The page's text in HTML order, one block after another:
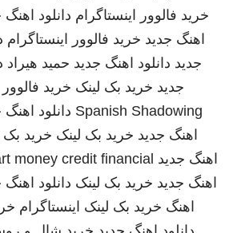
خرید فالوور اینستاگرام دانلود اهنگ
اهنگ جدید خرید فالوور اینستاگرام
جدید دانلود اهنگ جدید حمید هیراد
جدید خرید بک لینک خرید فالوور
Spanish Shadowing دانلود اهنگ
اهنگ جدید خرید بک لینک خرید بک
اهنگ جدید money credit financial
اهنگ جدید خرید بک لینک دانلود اهنگ
اهنگ خرید بک لینک اینستاگرام